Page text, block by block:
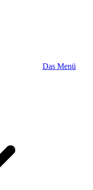
Das Menü